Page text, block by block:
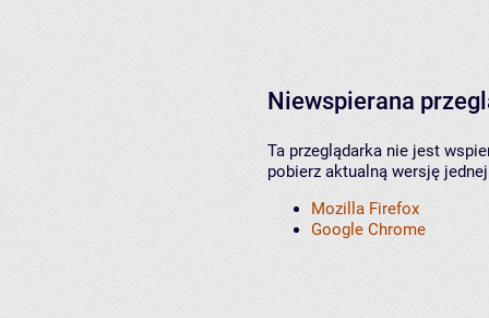
Niewspierana
Ta przeglądarka nie jest
pobierz aktualną wersję
Mozilla Firefox
Google Chrome